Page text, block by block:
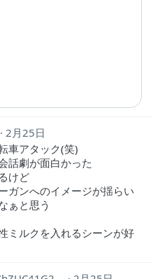
2月25日
車アタック(笑)
話劇が面白かった
けど
ガンへのイメージが揺らい
ぁと思う
ミルクを入れるシーンが好